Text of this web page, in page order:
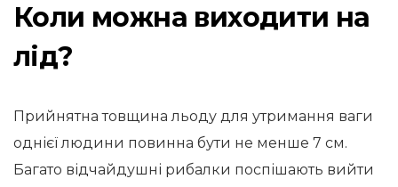
Коли можна виходити на
лід?
Прийнятна товщина льоду для утримання ваги
однієї людини повинна бути не менше 7 см.
Багато відчайдушні рибалки поспішають вийти